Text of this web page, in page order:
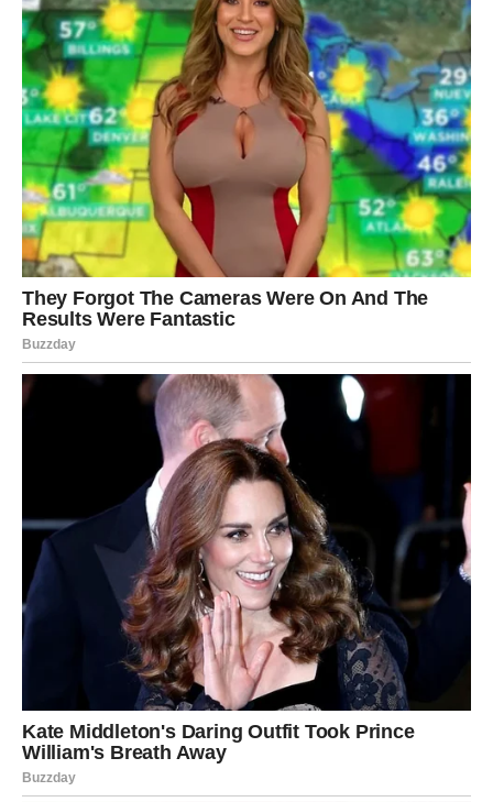
ili savjetu shvatiti šta zaista žele od života.
VRIJEME JE DA PRESTANETE
SUMNJATI U SEBE
Previše ste energije trošile na brigu, razmišljanje i strah
od budućnosti.
Često ste sumnjale u sebe čak i onda kada ste bile
mnogo jače nego što ste mislile.
Ali sudbina vam sada pokazuje da dolazi period tokom
kojeg ćete konačno shvatiti koliko zapravo vrijedite.
RAZLOG ZA VELIKU SREĆU JE
NAPOKON TU
Sve kroz šta ste prošle nije bilo uzalud.
Svaka prepreka, svako razočaranje i svaki težak trenutak
pripremali su vas za ono što sada dolazi.
A ono što dolazi moglo bi vam vratiti vjeru u sreću, ljubav
i život.
Zvijezde vam donose novu energiju, mnogo više mira i